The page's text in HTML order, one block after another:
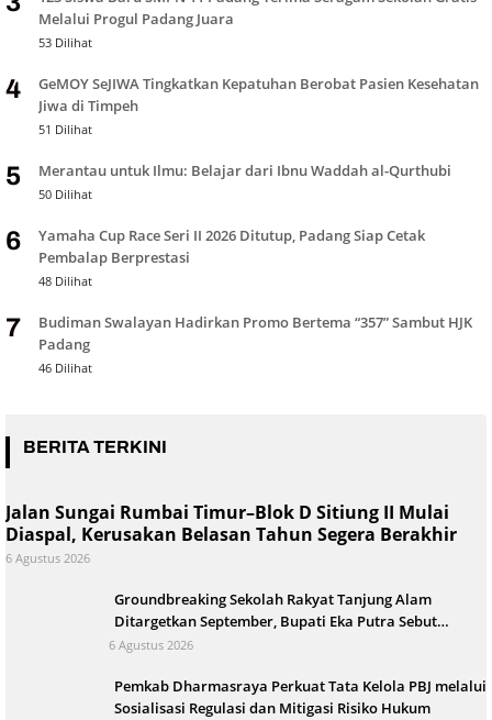
Melalui Progul Padang Juara
53 Dilihat
4
GeMOY SeJIWA Tingkatkan Kepatuhan Berobat Pasien Kesehatan
Jiwa di Timpeh
51 Dilihat
5 Merantau untuk Ilmu: Belajar dari Ibnu Waddah al-Qurthubi
50 Dilihat
6
Yamaha Cup Race Seri II 2026 Ditutup, Padang Siap Cetak
Pembalap Berprestasi
48 Dilihat
7
Budiman Swalayan Hadirkan Promo Bertema “357” Sambut HJK
Padang
46 Dilihat
BERITA TERKINI
Jalan Sungai Rumbai Timur–Blok D Sitiung II Mulai
Diaspal, Kerusakan Belasan Tahun Segera Berakhir
6 Agustus 2026
Groundbreaking Sekolah Rakyat Tanjung Alam
Ditargetkan September, Bupati Eka Putra Sebut
Terbesar di Indonesia
6 Agustus 2026
Pemkab Dharmasraya Perkuat Tata Kelola PBJ melalui
Sosialisasi Regulasi dan Mitigasi Risiko Hukum